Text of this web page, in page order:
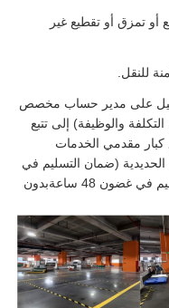
أو تمزق أو تقطيع غير
للنقل.
على مدير حساب مخصص
والوظيفة) إلى تتبع
كبار مقدمي الخدمات
(ضمان التسليم في
الوقت المحدد) وتسوية مشاكل ما بعد التسليم في غضون 48 ساعةبدون